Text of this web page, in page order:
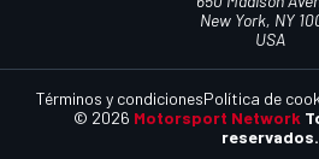
New York, NY
USA
© 2026 Motorsport Network
reservados.
Términos y condicionesPolítica de